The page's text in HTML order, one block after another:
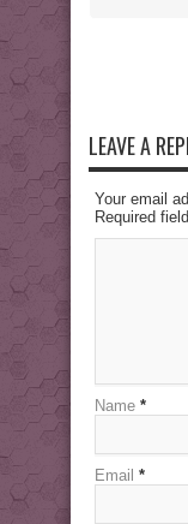
LEAVE A
Your email
Required
Name *
Email *